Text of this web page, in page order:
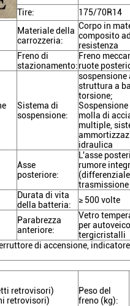
Tire:
175/70R14
Materiale della
carrozzeria:
Corpo in
composito
resistenza
Freno di
stazionamento:
Freno
ruote
Sistema di
sospensione:
sospensione
struttura a
torsione;
molla di
multiple,
idraulica
Asse
posteriore:
L'asse
rumore
Durata di vita
della batteria:
≥ 500 volte
Parabrezza
anteriore:
Vetro
per
tergicristalli
di accensione,
retrovisori)
retrovisori)
Peso del
freno (kg):